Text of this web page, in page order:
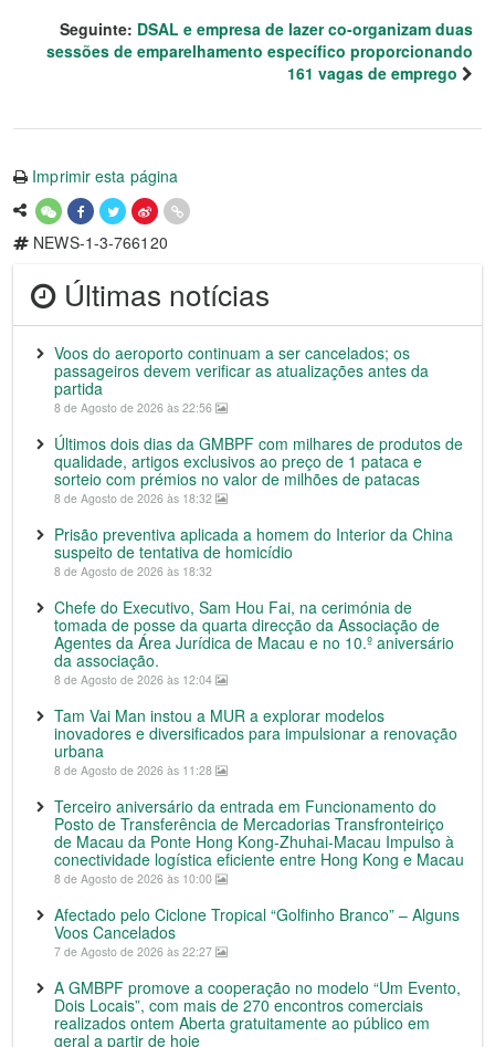
Seguinte: DSAL e empresa de lazer co-organizam duas
sessões de emparelhamento específico proporcionando
161 vagas de emprego
Imprimir esta página
NEWS-1-3-766120
Últimas notícias
Voos do aeroporto continuam a ser cancelados; os
passageiros devem verificar as atualizações antes da
partida
8 de Agosto de 2026 às 22:56
Últimos dois dias da GMBPF com milhares de produtos de
qualidade, artigos exclusivos ao preço de 1 pataca e
sorteio com prémios no valor de milhões de patacas
8 de Agosto de 2026 às 18:32
Prisão preventiva aplicada a homem do Interior da China
suspeito de tentativa de homicídio
8 de Agosto de 2026 às 18:32
Chefe do Executivo, Sam Hou Fai, na cerimónia de
tomada de posse da quarta direcção da Associação de
Agentes da Área Jurídica de Macau e no 10.º aniversário
da associação.
8 de Agosto de 2026 às 12:04
Tam Vai Man instou a MUR a explorar modelos
inovadores e diversificados para impulsionar a renovação
urbana
8 de Agosto de 2026 às 11:28
Terceiro aniversário da entrada em Funcionamento do
Posto de Transferência de Mercadorias Transfronteiriço
de Macau da Ponte Hong Kong-Zhuhai-Macau Impulso à
conectividade logística eficiente entre Hong Kong e Macau
8 de Agosto de 2026 às 10:00
Afectado pelo Ciclone Tropical “Golfinho Branco” – Alguns
Voos Cancelados
7 de Agosto de 2026 às 22:27
A GMBPF promove a cooperação no modelo “Um Evento,
Dois Locais”, com mais de 270 encontros comerciais
realizados ontem Aberta gratuitamente ao público em
geral a partir de hoje